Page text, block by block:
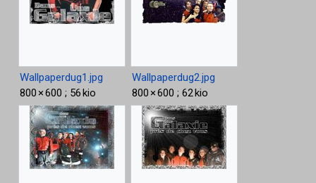
Wallpaperdug1.jpg
800 × 600 ; 56 kio
Wallpaperdug2.jpg
800 × 600 ; 62 kio